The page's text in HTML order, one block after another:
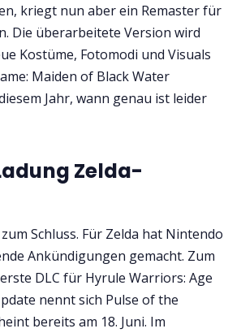
kriegt nun aber ein Remaster für
Die überarbeitete Version wird
Kostüme, Fotomodi und Visuals
Maiden of Black Water
Jahr, wann genau ist leider
Zelda-
Schluss. Für Zelda hat Nintendo
Ankündigungen gemacht. Zum
DLC für Hyrule Warriors: Age
nennt sich Pulse of the
bereits am 18. Juni. Im